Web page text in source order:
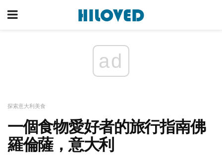
ad
探索意大利美食
一個食物愛好者的旅行指南佛
羅倫薩，意大利